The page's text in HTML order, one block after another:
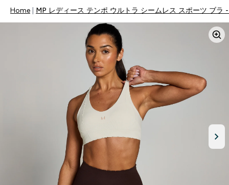
Home MP レディース テンポ ウルトラ シームレス スポーツ ブラ